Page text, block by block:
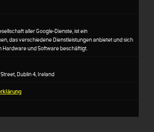
aller Google-Dienste, ist ein
das verschiedene Dienstleistungen anbietet und sich
Hardware und Software beschäftigt.
Dublin 4, Ireland